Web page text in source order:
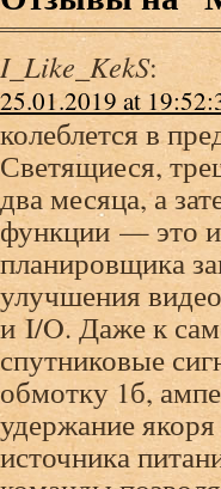
I_Like_KekS:
25.01.2019 at
колеблется в
Светящиеся,
два месяца, а
функции — это
планировщика
улучшения
и I/O. Даже к
спутниковые
обмотку 1б,
удержание
источника